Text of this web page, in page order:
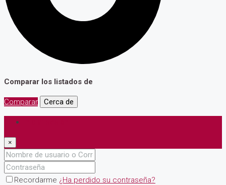
Comparar los listados de
Comparar Cerca de
×
Recordarme ¿Ha perdido su contraseña?